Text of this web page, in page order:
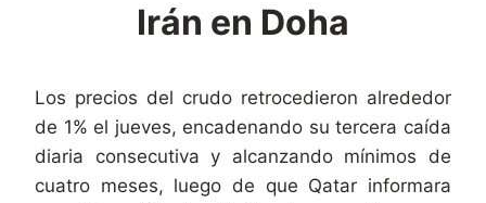
Irán en Doha
Los precios del crudo retrocedieron alrededor
de 1% el jueves, encadenando su tercera caída
diaria consecutiva y alcanzando mínimos de
cuatro meses, luego de que Qatar informara